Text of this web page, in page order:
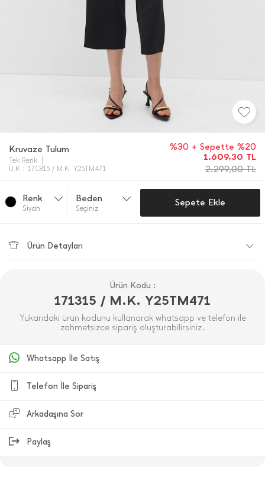
Kruvaze Tulum
Tek Renk
Ü.K : 171315 / M.K. Y25TM471
%30 + Sepette %20
1.609,30 TL
2.299,00TL
Renk
Si̇yah
Beden
Seçiniz
Sepete Ekle
Ürün Detayları
Ürün Kodu :
171315 / M.K. Y25TM471
Yukarıdaki ürün kodunu kullanarak whatsapp ve telefon ile
zahmetsizce sipariş oluşturabilirsiniz.
Whatsapp İle Satış
Telefon İle Sipariş
Arkadaşına Sor
Paylaş